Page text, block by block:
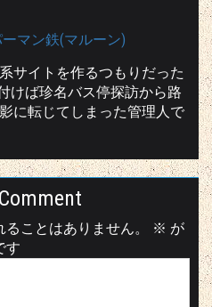
ーマン鉄(マルーン)
サイトを作るつもりだった
けば珍名バス停探訪から路
に転じてしまった管理人で
ことはありません。 ※ が
す